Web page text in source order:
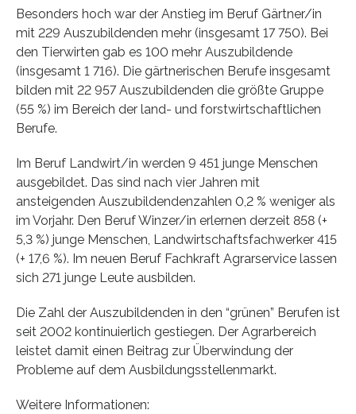
Besonders hoch war der Anstieg im Beruf Gärtner/in
mit 229 Auszubildenden mehr (insgesamt 17 750). Bei
den Tierwirten gab es 100 mehr Auszubildende
(insgesamt 1 716). Die gärtnerischen Berufe insgesamt
bilden mit 22 957 Auszubildenden die größte Gruppe
(55 %) im Bereich der land- und forstwirtschaftlichen
Berufe.
Im Beruf Landwirt/in werden 9 451 junge Menschen
ausgebildet. Das sind nach vier Jahren mit
ansteigenden Auszubildendenzahlen 0,2 % weniger als
im Vorjahr. Den Beruf Winzer/in erlernen derzeit 858 (+
5,3 %) junge Menschen, Landwirtschaftsfachwerker 415
(+ 17,6 %). Im neuen Beruf Fachkraft Agrarservice lassen
sich 271 junge Leute ausbilden.
Die Zahl der Auszubildenden in den “grünen” Berufen ist
seit 2002 kontinuierlich gestiegen. Der Agrarbereich
leistet damit einen Beitrag zur Überwindung der
Probleme auf dem Ausbildungsstellenmarkt.
Weitere Informationen: